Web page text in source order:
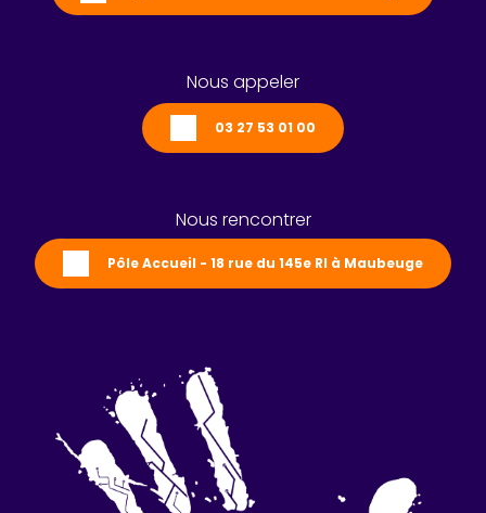
Nous appeler
03 27 53 01 00
Nous rencontrer
Pôle Accueil - 18 rue du 145e RI à Maubeuge